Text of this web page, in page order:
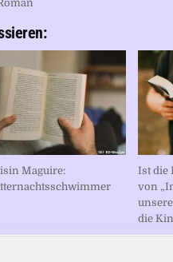
Maguire:
Ist die
von
die